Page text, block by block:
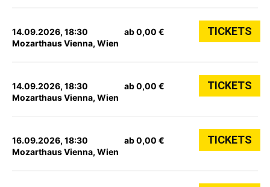
14.09.2026, 18:30
Mozarthaus Vienna, Wien
ab 0,00 € TICKETS
14.09.2026, 18:30
Mozarthaus Vienna, Wien
ab 0,00 € TICKETS
16.09.2026, 18:30
Mozarthaus Vienna, Wien
ab 0,00 € TICKETS